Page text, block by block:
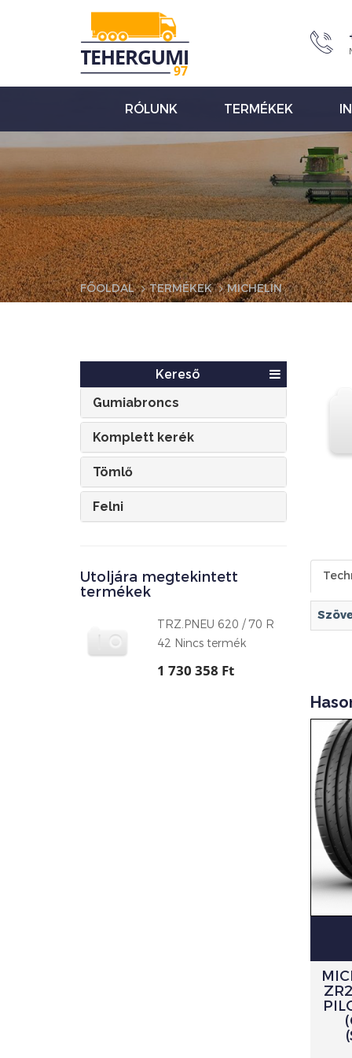
RÓLUNK TERMÉKEK
FŐOLDAL TERMÉKEK MICHELIN
Kereső
Gumiabroncs
Komplett kerék
Tömlő
Felni
Utoljára megtekintett
termékek
TRZ.PNEU 620 / 70 R
42 Nincs termék
1 730 358 Ft